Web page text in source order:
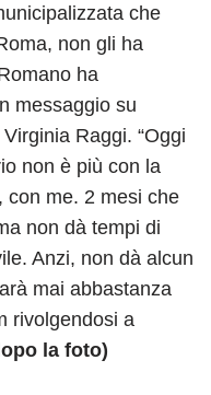
che
non gli ha
ha
messaggio su
Raggi. “Oggi
non è più con la
con me. 2 mesi che
non dà tempi di
Anzi, non dà alcun
mai abbastanza
rivolgendosi a
la foto)